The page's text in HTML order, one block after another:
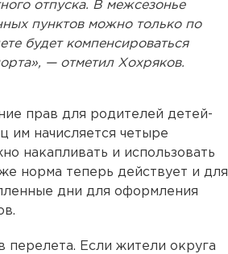
отпуска. В межсезонье
пунктов можно только по
будет компенсироваться
— отметил Хохряков.
прав для родителей детей-
им начисляется четыре
накапливать и использовать
норма теперь действует и для
дни для оформления
Если жители округа